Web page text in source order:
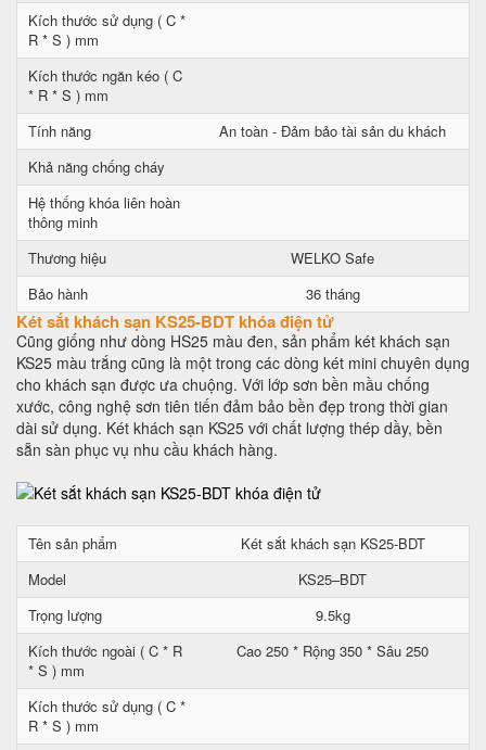
Kích thước sử dụng ( C *
R * S ) mm
Kích thước ngăn kéo ( C
* R * S ) mm
Tính năng
An toàn - Đảm bảo tài sản du khách
Khả năng chống cháy
Hệ thống khóa liên hoàn
thông minh
Thương hiệu
WELKO Safe
Bảo hành
36 tháng
Két sắt khách sạn KS25-BDT khóa điện tử
Cũng giống như dòng HS25 màu đen, sản phẩm két khách sạn
KS25 màu trắng cũng là một trong các dòng két mini chuyên dụng
cho khách sạn được ưa chuộng. Với lớp sơn bền mầu chống
xước, công nghệ sơn tiên tiến đảm bảo bền đẹp trong thời gian
dài sử dụng. Két khách sạn KS25 với chất lượng thép dầy, bền
sẵn sàn phục vụ nhu cầu khách hàng.
Tên sản phẩm
Két sắt khách sạn KS25-BDT
Model
KS25–BDT
Trọng lượng
9.5kg
Kích thước ngoài ( C * R
* S ) mm
Cao 250 * Rộng 350 * Sâu 250
Kích thước sử dụng ( C *
R * S ) mm